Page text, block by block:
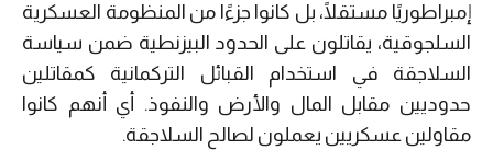
إمبراطوريًا مستقلًا، بل كانوا جزءًا من المنظومة العسكرية
السلجوقية، يقاتلون على الحدود البيزنطية ضمن سياسة
السلاجقة في استخدام القبائل التركمانية كمقاتلين
حدوديين مقابل المال والأرض والنفوذ. أي أنهم كانوا
مقاولين عسكريين يعملون لصالح السلاجقة.